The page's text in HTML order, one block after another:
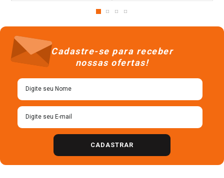
Cadastre-se para receber
nossas ofertas!
CADASTRAR